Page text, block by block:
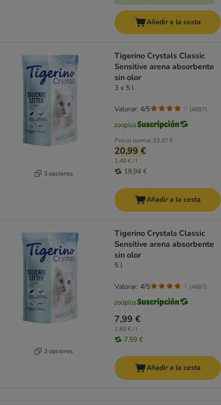
Añadir a la cesta
3 opciones
Tigerino Crystals Classic
Sensitive arena absorbente
sin olor
3 x 5 l
Precio normal 23,97 €
20,99 €
1,40 € / l
19,94 €
Valorar: 4/5 (4687)
Añadir a la cesta
3 opciones
Tigerino Crystals Classic
Sensitive arena absorbente
sin olor
5 l
7,99 €
1,60 € / l
7,59 €
Valorar: 4/5 (4687)
Añadir a la cesta